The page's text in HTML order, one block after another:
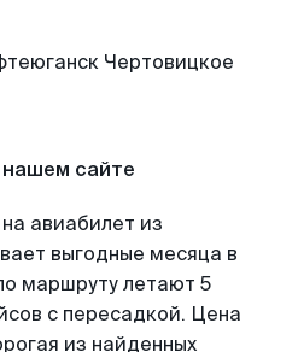
сайте
авиабилет из
выгодные месяца в
маршруту летают 5
с пересадкой. Цена
из найденных